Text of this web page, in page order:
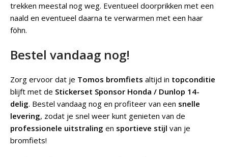
trekken meestal nog weg. Eventueel doorprikken met een
naald en eventueel daarna te verwarmen met een haar
föhn.
Bestel vandaag nog!
Zorg ervoor dat je Tomos bromfiets altijd in topconditie
blijft met de Stickerset Sponsor Honda / Dunlop 14-
delig. Bestel vandaag nog en profiteer van een snelle
levering, zodat je snel weer kunt genieten van de
professionele uitstraling en sportieve stijl van je
bromfiets!